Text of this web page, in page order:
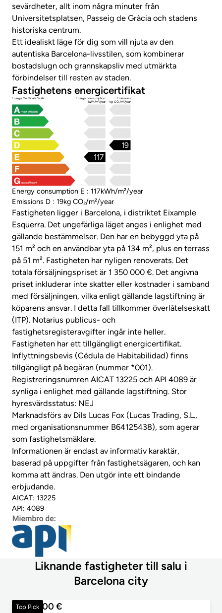
sevärdheter, allt inom några minuter från
Universitetsplatsen, Passeig de Gràcia och stadens
historiska centrum.
Ett idealiskt läge för dig som vill njuta av den
autentiska Barcelona-livsstilen, som kombinerar
bostadslugn och grannskapsliv med utmärkta
förbindelser till resten av staden.
Fastighetens energicertifikat
Energy Certificate Scale
Energy consumption
kWh/m²/year
Emissions
kg CO₂/m²/year
most efficient
least efficient
19
117
Energy consumption E : 117kWh/m²/year
Emissions D : 19kg CO₂/m²/year
Fastigheten ligger i Barcelona, ​​i distriktet Eixample
Esquerra. Det ungefärliga läget anges i enlighet med
gällande bestämmelser. Den har en bebyggd yta på
151 m² och en användbar yta på 134 m², plus en terrass
på 51 m². Fastigheten har nyligen renoverats. Det
totala försäljningspriset är 1 350 000 €. Det angivna
priset inkluderar inte skatter eller kostnader i samband
med försäljningen, vilka enligt gällande lagstiftning är
köparens ansvar. I detta fall tillkommer överlåtelseskatt
(ITP). Notarius publicus- och
fastighetsregisteravgifter ingår inte heller.
Fastigheten har ett tillgängligt energicertifikat.
Inflyttningsbevis (Cédula de Habitabilidad) finns
tillgängligt på begäran (nummer *001).
Registreringsnumren AICAT 13225 och API 4089 är
synliga i enlighet med gällande lagstiftning. Stor
hyresvärdsstatus: NEJ
Marknadsförs av Dils Lucas Fox (Lucas Trading, S.L.,
med organisationsnummer B64125438), som agerar
som fastighetsmäklare.
Informationen är endast av informativ karaktär,
baserad på uppgifter från fastighetsägaren, och kan
komma att ändras. Den utgör inte ett bindande
erbjudande.
AICAT: 13225
API: 4089
Liknande fastigheter till salu i
Barcelona city
Top Pick
1 870 000 €